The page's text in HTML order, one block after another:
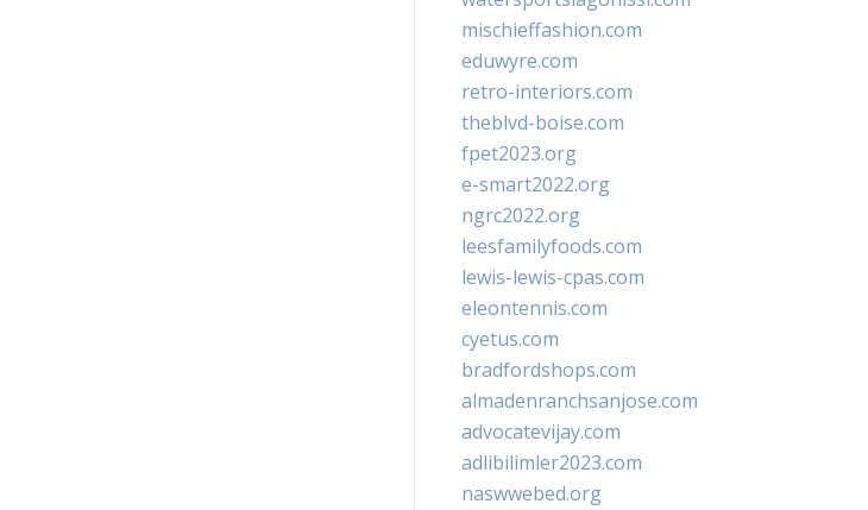
mischieffashion.com
eduwyre.com
retro-interiors.com
theblvd-boise.com
fpet2023.org
e-smart2022.org
ngrc2022.org
leesfamilyfoods.com
lewis-lewis-cpas.com
eleontennis.com
cyetus.com
bradfordshops.com
almadenranchsanjose.com
advocatevijay.com
adlibilimler2023.com
naswwebed.org